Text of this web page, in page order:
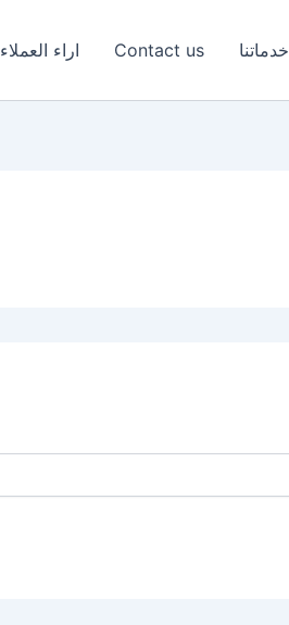
خدماتنا Contact us اراء العملاء